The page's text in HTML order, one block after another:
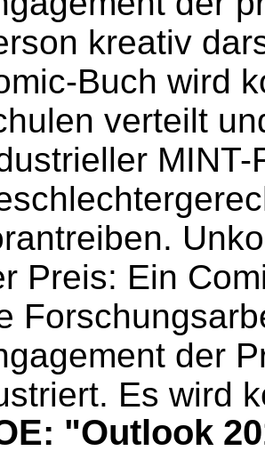
kreativ
Buch wird
verteilt
MINT-
Preis: Ein
der
Es wird
"Outlook